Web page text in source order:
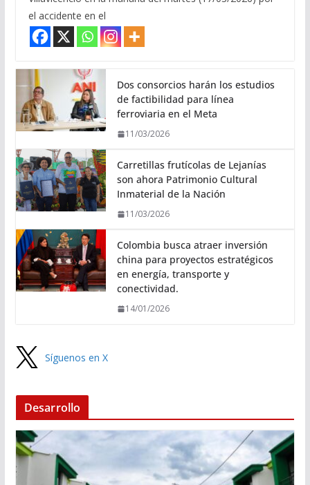
el accidente en el
Dos consorcios harán los estudios
de factibilidad para línea
ferroviaria en el Meta
11/03/2026
Carretillas frutícolas de Lejanías
son ahora Patrimonio Cultural
Inmaterial de la Nación
11/03/2026
Colombia busca atraer inversión
china para proyectos estratégicos
en energía, transporte y
conectividad.
14/01/2026
Síguenos en X
Desarrollo